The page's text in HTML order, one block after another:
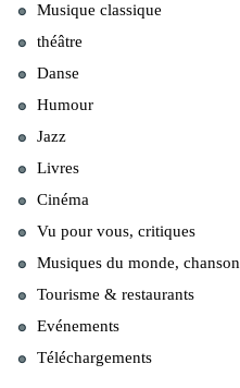
Musique classique
théâtre
Danse
Humour
Jazz
Livres
Cinéma
Vu pour vous, critiques
Musiques du monde, chanson
Tourisme & restaurants
Evénements
Téléchargements